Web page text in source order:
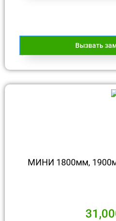
Вызвать
МИНИ 1800мм,